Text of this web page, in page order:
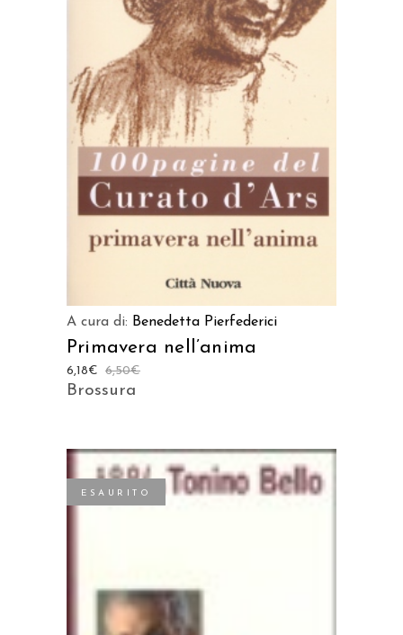
LEGGI TUTTO
A cura di: Benedetta Pierfederici
Primavera nell’anima
6,50€
6,18€
Brossura
ESAURITO